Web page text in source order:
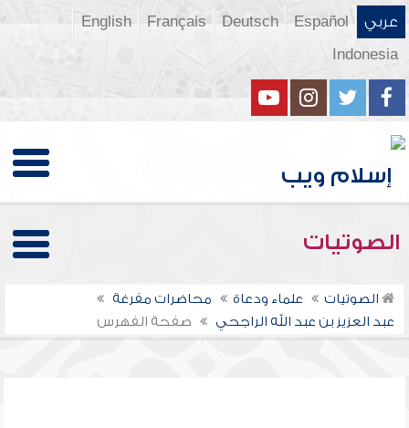
عربي Español
Deutsch
Français
English
Indonesia
الصوتيات
الصوتيات علماء ودعاة
محاضرات مفرغة
عبد العزيز بن عبد الله الراجحي
صفحة الفهرس